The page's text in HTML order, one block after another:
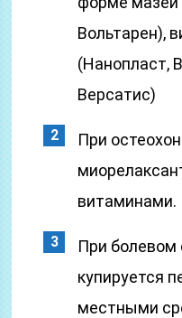
Вольтарен),
(Нанопласт,
Версатис)
При
витаминами.
При болевом
купируется
местными